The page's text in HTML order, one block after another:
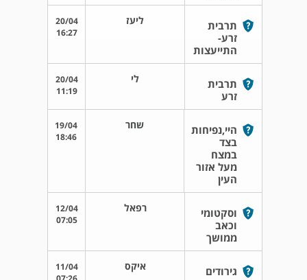
תרבית
זרע-
התייעצות
ליעז
20/04
16:27
תרבית
זרע
לי
20/04
11:19
היי,נפיחות
בצד
במצח
מעל אזור
העין
שחר
19/04
18:46
וסקטומי
וכאב
ממושך
רפאל
12/04
07:05
גירודים
איקס
11/04